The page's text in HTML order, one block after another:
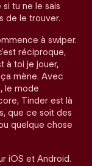
tu ne le sais
de le trouver.
à swiper.
réciproque,
à toi je jouer,
mène. Avec
le mode
Tinder est là
que ce soit des
quelque chose
iOS et Android.